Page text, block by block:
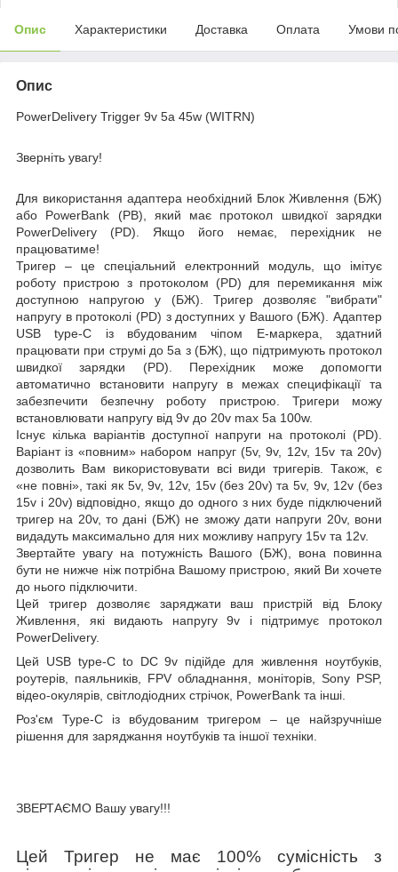
Опис Характеристики Доставка Оплата Умови
Опис
PowerDelivery Trigger 9v 5a 45w (WITRN)
Зверніть увагу!
Для використання адаптера необхідний Блок Живлення (БЖ)
або PowerBank (PB) , який має протокол швидкої зарядки
PowerDelivery (PD)
Якщо його немає, перехідник не
працюватиме!
Тригер – це спеціальний електронний модуль, що імітує
роботу пристрою з протоколом (PD) для перемикання між
доступною напругою у (БЖ). Тригер дозволяє "вибрати"
напругу в протоколі (PD) з доступних у Вашого (БЖ). Адаптер
USB type-C із вбудованим чіпом E-маркера, здатний
працювати при струмі до 5a з (БЖ), що підтримують протокол
швидкої зарядки (PD). Перехідник може допомогти
автоматично встановити напругу в межах специфікації та
забезпечити безпечну роботу пристрою. Тригери можу
встановлювати напругу від 9v до 20v max 5a 100w.
Існує кілька варіантів доступної напруги на протоколі (PD).
Варіант із «повним» набором напруг (5v, 9v, 12v, 15v та 20v)
дозволить Вам використовувати всі види тригерів. Також, є
«не повні», такі як 5v, 9v, 12v, 15v (без 20v) та 5v, 9v, 12v (без
15v і 20v) відповідно, якщо до одного з них буде підключений
тригер на 20v, то дані (БЖ) не зможу дати напруги 20v, вони
видадуть максимально для них можливу напругу 15v та 12v.
Звертайте увагу на потужність Вашого (БЖ), вона повинна
бути не нижче ніж потрібна Вашому пристрою, який Ви хочете
до нього підключити.
Цей тригер дозволяє заряджати ваш пристрій від Блоку
Живлення, які видають напругу 9v і підтримує протокол
PowerDelivery.
Цей USB type-C to DC 9v підійде для живлення ноутбуків,
роутерів, паяльників, FPV обладнання, моніторів, Sony PSP,
відео-окулярів, світлодіодних стрічок, PowerBank та інші.
Роз'єм Type-C із вбудованим тригером – це найзручніше
рішення для заряджання ноутбуків та іншої техніки.
ЗВЕРТАЄМО Вашу увагу!!!
Цей Тригер не має 100% сумісність з